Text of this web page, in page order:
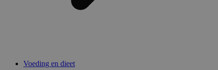
Voeding en dieet